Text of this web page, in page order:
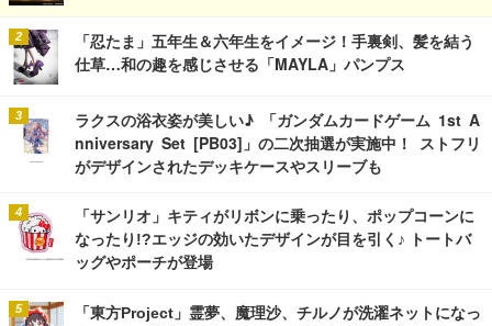
「忍たま」五年生＆六年生をイメージ！手裏剣、髪を結う
仕草…和の趣を感じさせる「MAYLA」パンプス
ラクスの浴衣姿が美しい♪ 「ガンダムカードゲーム 1st A
nniversary Set [PB03]」の二次抽選が実施中！ ストフリ
がデザインされたデッキケースやスリーブも
「サンリオ」キティがリボンに乗ったり、ポップコーンに
なったり!?エッジの効いたデザインが目を引く♪ トートバ
ッグやポーチが登場
「東方Project」霊夢、魔理沙、チルノが洗濯ネットになっ